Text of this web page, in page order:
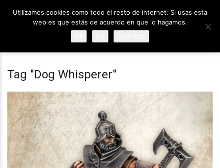
Tag "Dog Whisperer"
Utilizamos cookies como todo el resto de internet. Si usas esta
web es que estás de acuerdo en que lo hagamos.